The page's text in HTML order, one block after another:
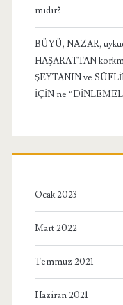
mıdır?
BÜYÜ, NAZAR,
HAŞARATTAN
ŞEYTANIN ve
İÇİN ne
Ocak 2023
Mart 2022
Temmuz 2021
Haziran 2021